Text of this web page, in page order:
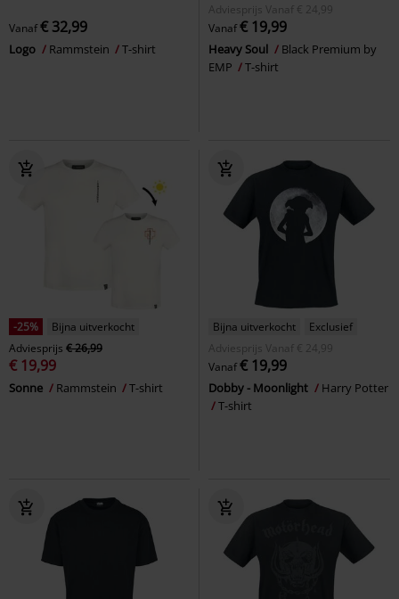
Vanaf€ 32,99
Logo Rammstein T-shirt
Adviesprijs
Vanaf € 24,99
Vanaf€ 19,99
Heavy Soul
Black Premium by
EMP
T-shirt
-25%
Bijna uitverkocht
Adviesprijs € 26,99
€ 19,99
Sonne Rammstein T-shirt
Bijna uitverkocht
Exclusief
Adviesprijs
Vanaf € 24,99
Vanaf€ 19,99
Dobby - Moonlight
Harry Potter
T-shirt